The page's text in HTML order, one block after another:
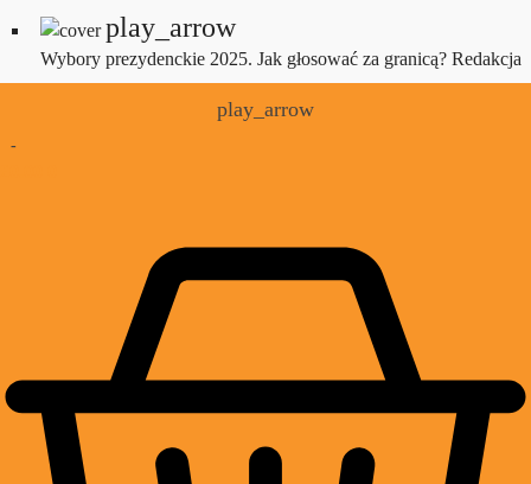
play_arrow
Wybory prezydenckie 2025. Jak głosować za granicą? Redakcja
play_arrow
-